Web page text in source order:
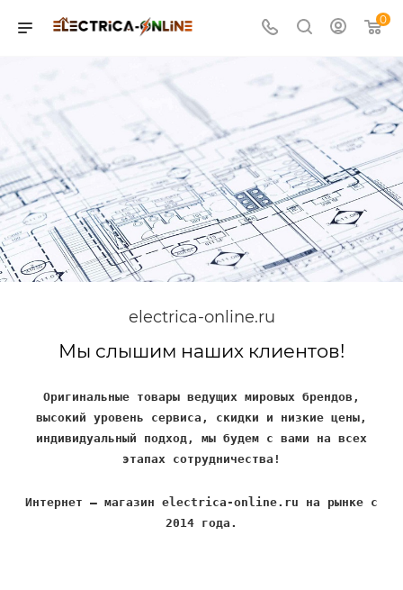
0
electrica-online.ru
Мы слышим наших клиентов!
Оригинальные товары ведущих мировых брендов,
высокий уровень сервиса, скидки и низкие цены,
индивидуальный подход, мы будем с вами на всех
этапах сотрудничества!
Интернет – магазин electrica-online.ru на рынке с
2014 года.